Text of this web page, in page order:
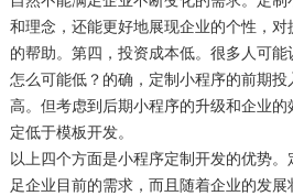
和理念，还能更好地展现企业的个性，
的帮助。第四，投资成本低。很多人可
怎么可能低？的确，定制小程序的前期
高。但考虑到后期小程序的升级和企业
定低于模板开发。
以上四个方面是小程序定制开发的优势
足企业目前的需求，而且随着企业的发